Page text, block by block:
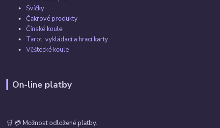
Svíčky
Čakrové produkty
Čínské koule
Tarot, vykládací a hrací karty
Věštecké koule
On-line platby
🛒 💳 Možnost odložené platby.